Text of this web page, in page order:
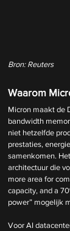
Bron: Reuters
Waarom
Micron maakt de
bandwidth
niet hetzelfde
prestaties,
samenkomen.
architectuur die
more area for
capacity, and a
power” mogelijk
Voor AI